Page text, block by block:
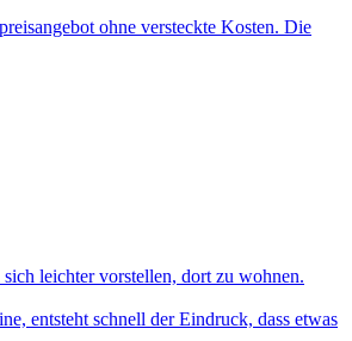
ohne versteckte Kosten. Die
leichter vorstellen, dort zu wohnen.
entsteht schnell der Eindruck, dass etwas